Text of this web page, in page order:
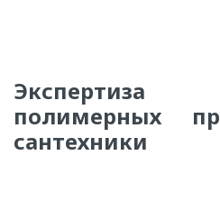
полимерных
сантехники